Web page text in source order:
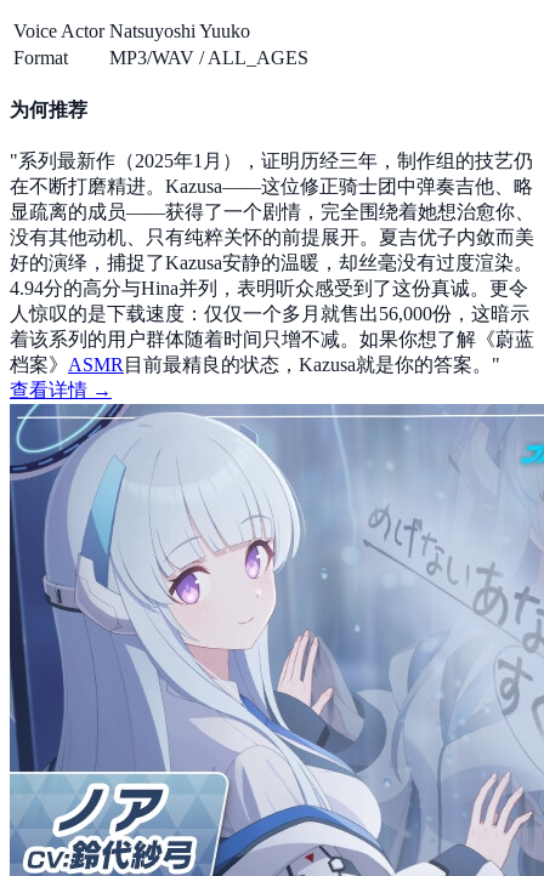
Voice Actor Natsuyoshi Yuuko
Format
MP3/WAV /ALL_AGES
为何推荐
"系列最新作（2025年1月），证明历经三年，制作组的技艺仍
在不断打磨精进。Kazusa——这位修正骑士团中弹奏吉他、略
显疏离的成员——获得了一个剧情，完全围绕着她想治愈你、
没有其他动机、只有纯粹关怀的前提展开。夏吉优子内敛而美
好的演绎，捕捉了Kazusa安静的温暖，却丝毫没有过度渲染。
4.94分的高分与Hina并列，表明听众感受到了这份真诚。更令
人惊叹的是下载速度：仅仅一个多月就售出56,000份，这暗示
着该系列的用户群体随着时间只增不减。如果你想了解《蔚蓝
档案》 ASMR 目前最精良的状态，Kazusa就是你的答案。 "
查看详情 →